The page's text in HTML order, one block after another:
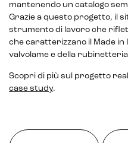
CRM & email
Sistemi di loyalty
Email marketing
mantenendo un catalogo
Grazie a questo progetto, il
strumento di lavoro che
che caratterizzano il Made in
valvolame e della
Scopri di più sul progetto
case study.